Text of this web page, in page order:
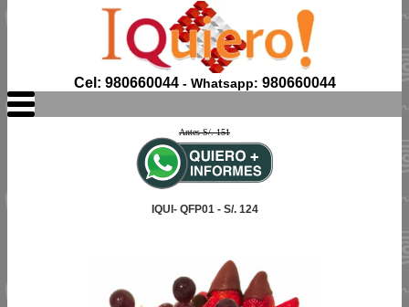
Cel: 980660044- Whatsapp: 980660044
Antes S/. 151
IQUI- QFP01 - S/. 124